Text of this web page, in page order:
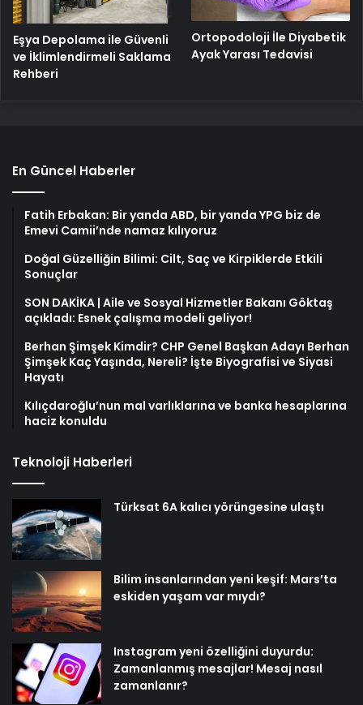
Eşya Depolama ile Güvenli
ve İklimlendirmeli Saklama
Rehberi
Ortopodoloji İle Diyabetik
Ayak Yarası Tedavisi
En Güncel Haberler
Fatih Erbakan: Bir yanda ABD, bir yanda YPG biz de
Emevi Camii’nde namaz kılıyoruz
Doğal Güzelliğin Bilimi: Cilt, Saç ve Kirpiklerde Etkili
Sonuçlar
SON DAKİKA | Aile ve Sosyal Hizmetler Bakanı Göktaş
açıkladı: Esnek çalışma modeli geliyor!
Berhan Şimşek Kimdir? CHP Genel Başkan Adayı Berhan
Şimşek Kaç Yaşında, Nereli? İşte Biyografisi ve Siyasi
Hayatı
Kılıçdaroğlu’nun mal varlıklarına ve banka hesaplarına
haciz konuldu
Teknoloji Haberleri
Türksat 6A kalıcı yörüngesine ulaştı
Bilim insanlarından yeni keşif: Mars’ta
eskiden yaşam var mıydı?
Instagram yeni özelliğini duyurdu:
Zamanlanmış mesajlar! Mesaj nasıl
zamanlanır?